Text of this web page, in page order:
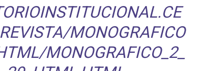
MONOGRAFICO
MONOGRAFICO_2_